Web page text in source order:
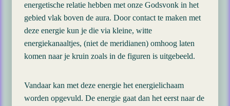
energetische relatie hebben met onze Godsvonk in het
gebied vlak boven de aura. Door contact te maken met
deze energie kun je die via kleine, witte
energiekanaaltjes, (niet de meridianen) omhoog laten
komen naar je kruin zoals in de figuren is uitgebeeld.
Vandaar kan met deze energie het energielichaam
worden opgevuld. De energie gaat dan het eerst naar de